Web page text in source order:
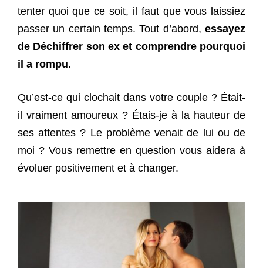
tenter quoi que ce soit, il faut que vous laissiez
passer un certain temps. Tout d’abord,essayez
de Déchiffrer son ex et comprendre pourquoi
il a rompu.
Qu’est-ce qui clochait dans votre couple ? Était-
il vraiment amoureux ? Étais-je à la hauteur de
ses attentes ? Le problème venait de lui ou de
moi ? Vous remettre en question vous aidera à
évoluer positivement et à changer.